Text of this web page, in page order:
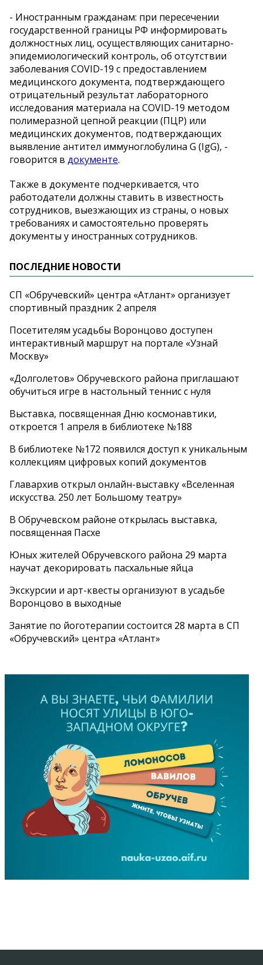
- Иностранным гражданам: при пересечении
государственной границы РФ информировать
должностных лиц, осуществляющих санитарно-
эпидемиологический контроль, об отсутствии
заболевания COVID-19 c предоставлением
медицинского документа, подтверждающего
отрицательный результат лабораторного
исследования материала на COVID-19 методом
полимеразной цепной реакции (ПЦР) или
медицинских документов, подтверждающих
выявление антител иммуноглобулина G (IgG), -
говорится в документе.
Также в документе подчеркивается, что
работодатели должны ставить в известность
сотрудников, выезжающих из страны, о новых
требованиях и самостоятельно проверять
документы у иностранных сотрудников.
ПОСЛЕДНИЕ НОВОСТИ
СП «Обручевский» центра «Атлант» организует
спортивный праздник 2 апреля
Посетителям усадьбы Воронцово доступен
интерактивный маршрут на портале «Узнай
Москву»
«Долголетов» Обручевского района приглашают
обучиться игре в настольный теннис с нуля
Выставка, посвященная Дню космонавтики,
откроется 1 апреля в библиотеке №188
В библиотеке №172 появился доступ к уникальным
коллекциям цифровых копий документов
Главархив открыл онлайн-выставку «Вселенная
искусства. 250 лет Большому театру»
В Обручевском районе открылась выставка,
посвященная Пасхе
Юных жителей Обручевского района 29 марта
научат декорировать пасхальные яйца
Экскурсии и арт-квесты организуют в усадьбе
Воронцово в выходные
Занятие по йоготерапии состоится 28 марта в СП
«Обручевский» центра «Атлант»